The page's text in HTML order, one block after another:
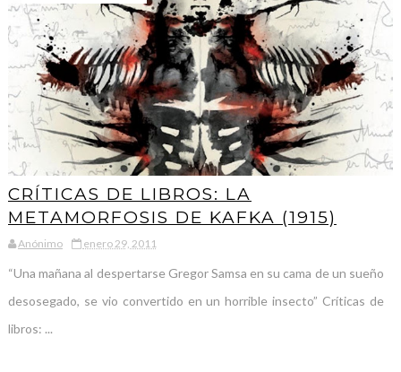
CRÍTICAS DE LIBROS: LA
METAMORFOSIS DE KAFKA (1915)
Anónimo enero 29, 2011
“Una mañana al despertarse Gregor Samsa en su cama de un sueño
desosegado, se vio convertido en un horrible insecto” Críticas de
libros: ...